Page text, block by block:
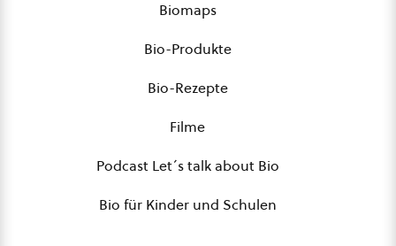
Biomaps
Bio-Produkte
Bio-Rezepte
Filme
Podcast Let´s talk about Bio
Bio für Kinder und Schulen